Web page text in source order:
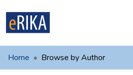
UAFM
Home Browse by Author